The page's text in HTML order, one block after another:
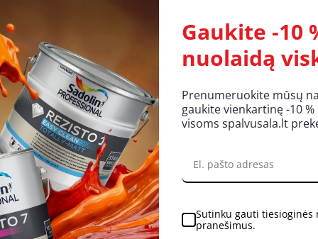
Užsakymą pateikus iki 14
atsiėmimas galimas
KIEKIS:
Į
APRAŠYMAS REITINGAI IR ATSILIEPIMAI
Gaukite -10
nuolaidą
Prenumeruokite mūsų
gaukite vienkartinę -10
visoms spalvusala.lt
Sutinku gauti tiesioginės
pranešimus.